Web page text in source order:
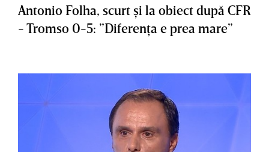
Antonio Folha, scurt şi la obiect după CFR
- Tromso 0-5: ”Diferenţa e prea mare”